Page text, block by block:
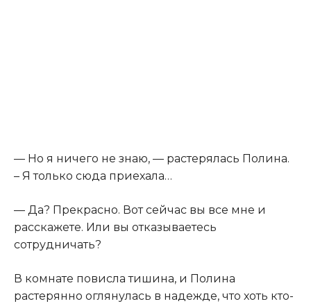
​— Но я ничего не знаю, — растерялась Полина.
– Я только сюда приехала…​
​— Да? Прекрасно. Вот сейчас вы все мне и
расскажете. Или вы отказываетесь
сотрудничать?​
​В комнате повисла тишина, и Полина
растерянно оглянулась в надежде, что хоть кто-